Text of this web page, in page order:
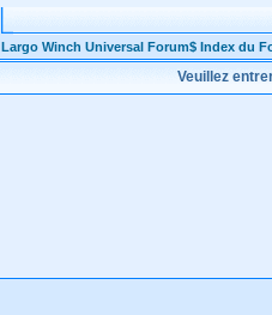
Largo Winch Universal Forum$ Index du
Veuillez